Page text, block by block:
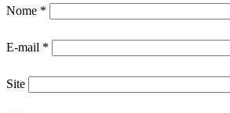
Nome *
E-mail *
Site